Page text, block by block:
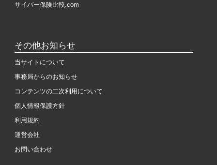
サイバー保険比較.com
その他お知らせ
当サイトについて
事務局からのお知らせ
コンテンツの二次利用について
個人情報保護方針
利用規約
運営会社
お問い合わせ